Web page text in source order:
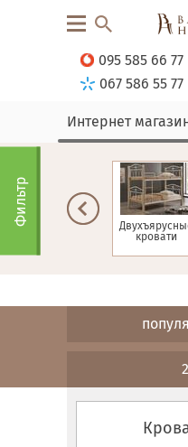
095 585 66 77
067 586 55 77
Интернет
Односпальные
кровати
Фильтр